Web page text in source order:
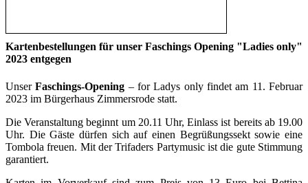
Kartenbestellungen für unser Faschings Opening "Ladies only"
2023 entgegen
UnserFaschings-Opening – for Ladys only findet am 11. Februar
2023 im Bürgerhaus Zimmersrode statt.
Die Veranstaltung beginnt um 20.11 Uhr, Einlass ist bereits ab 19.00
Uhr. Die Gäste dürfen sich auf einen Begrüßungssekt sowie eine
Tombola freuen. Mit der Trifaders Partymusic ist die gute Stimmung
garantiert.